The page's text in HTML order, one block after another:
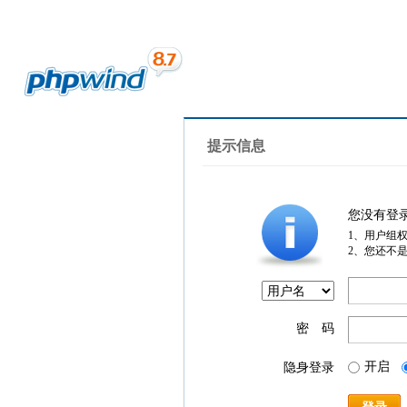
提示信息
您没有登
1、用户组
2、您还不
密 码
隐身登录 开启